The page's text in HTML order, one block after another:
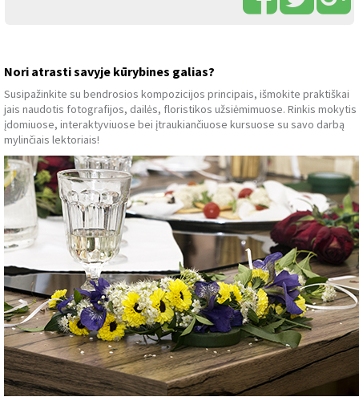
Nori atrasti savyje kūrybines galias?
Susipažinkite su bendrosios kompozicijos principais, išmokite praktiškai
jais naudotis fotografijos, dailės, floristikos užsiėmimuose. Rinkis mokytis
įdomiuose, interaktyviuose bei įtraukiančiuose kursuose su savo darbą
mylinčiais lektoriais!